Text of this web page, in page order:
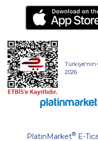
Türkiye'nin
2026
PlatinMarket® E-